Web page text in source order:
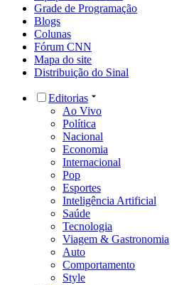
Grade de Programação
Blogs
Colunas
Fórum CNN
Mapa do site
Distribuição do Sinal
Editorias
Ao Vivo
Política
Nacional
Economia
Internacional
Pop
Esportes
Inteligência Artificial
Saúde
Tecnologia
Viagem & Gastronomia
Auto
Comportamento
Style